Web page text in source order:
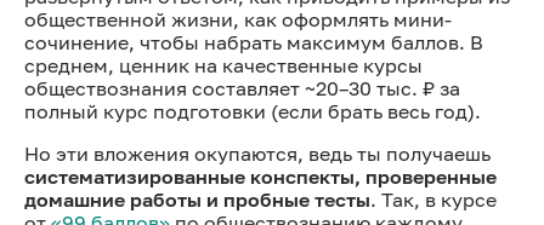
общественной жизни, как оформлять мини-
сочинение, чтобы набрать максимум баллов. В
среднем, ценник на качественные курсы
обществознания составляет ~20–30 тыс. ₽ за
полный курс подготовки (если брать весь год).
Но эти вложения окупаются, ведь ты получаешь
систематизированные конспекты, проверенные
домашние работы и пробные тесты. Так, в курсе